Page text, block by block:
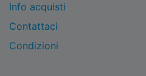
Info acquisti
Contattaci
Condizioni